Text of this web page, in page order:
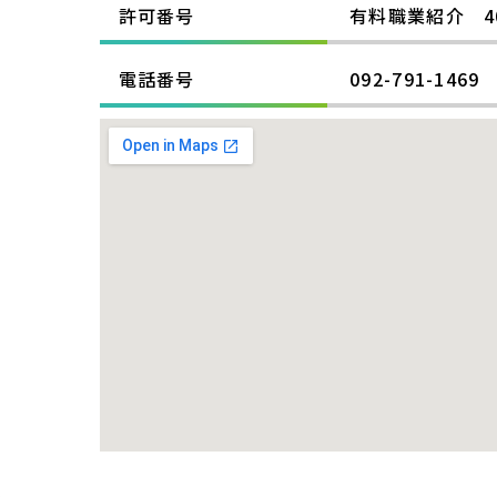
許可番号 有料職業紹介
電話番号 092-791-1469